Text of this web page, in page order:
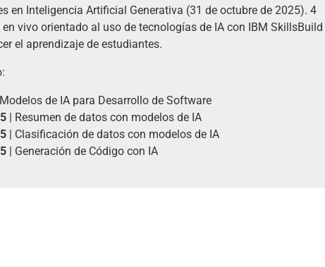
en Inteligencia Artificial Generativa (31 de octubre de 2025). 4
vivo orientado al uso de tecnologías de IA con IBM SkillsBuild
el aprendizaje de estudiantes.
de IA para Desarrollo de Software
| Resumen de datos con modelos de IA
| Clasificación de datos con modelos de IA
| Generación de Código con IA